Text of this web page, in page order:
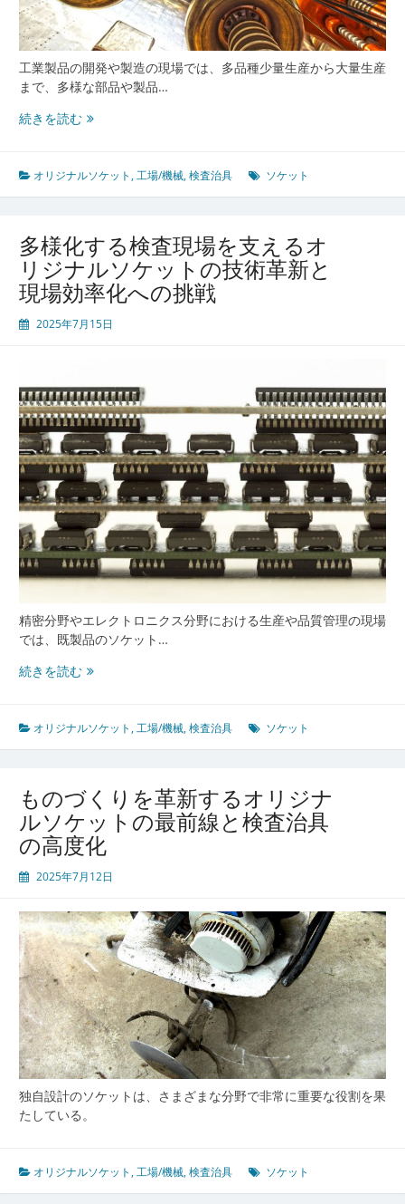
工業製品の開発や製造の現場では、多品種少量生産から大量生産
まで、多様な部品や製品…
続きを読む現
課
題
決
す
る
オ
リ
ル
ソ
ケ
ッ
ト
精
密
技
術
と
品
上
へ
の
橋
オリジナルソケット ,工場/機械,検査治具 ソケット
多様化する検査現場を支えるオ
リジナルソケットの技術革新と
現場効率化への挑戦
2025年7月15日
精密分野やエレクトロニクス分野における生産や品質管理の現場
では、既製品のソケット…
続きを読む多
す
る
現
場
を
支
え
オ
リ
ジ
ナ
ル
ソ
ケ
ッ
ト
の
技
術
新
オリジナルソケット ,工場/機械,検査治具 ソケット
ものづくりを革新するオリジナ
ルソケットの最前線と検査治具
の高度化
2025年7月12日
独自設計のソケットは、さまざまな分野で非常に重要な役割を果
たしている。
オリジナルソケット ,工場/機械,検査治具 ソケット